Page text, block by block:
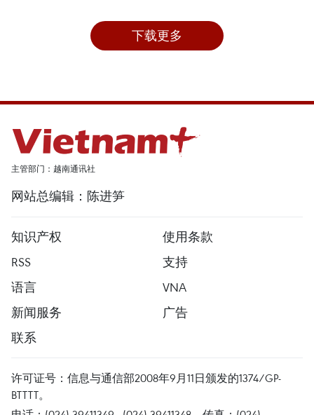
下载更多
主管部门：越南通讯社
网站总编辑：陈进笋
知识产权
使用条款
RSS
支持
语言
VNA
新闻服务
广告
联系
许可证号：信息与通信部2008年9月11日颁发的1374/GP-
BTTTT。